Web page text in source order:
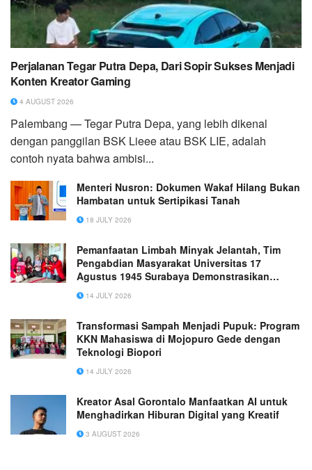
Perjalanan Tegar Putra Depa, Dari Sopir Sukses Menjadi
Konten Kreator Gaming
4 AUGUST 2026
Palembang — Tegar Putra Depa, yang lebih dikenal
dengan panggilan BSK Lieee atau BSK LIE, adalah
contoh nyata bahwa ambisi...
Menteri Nusron: Dokumen Wakaf Hilang Bukan
Hambatan untuk Sertipikasi Tanah
18 JULY 2026
Pemanfaatan Limbah Minyak Jelantah, Tim
Pengabdian Masyarakat Universitas 17
Agustus 1945 Surabaya Demonstrasikan
Pembuatan Lilin Aromaterapi Di Pabrik
Kerupuk
14 JULY 2026
Transformasi Sampah Menjadi Pupuk: Program
KKN Mahasiswa di Mojopuro Gede dengan
Teknologi Biopori
14 JULY 2026
Kreator Asal Gorontalo Manfaatkan AI untuk
Menghadirkan Hiburan Digital yang Kreatif
3 AUGUST 2026